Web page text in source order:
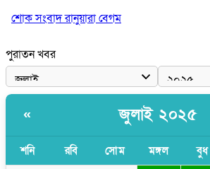
শোক সংবাদ রানুয়ারা বেগম
পুরাতন খবর
« জুলাই ২০২৫
শনি রবি সোম মঙ্গল বুধ